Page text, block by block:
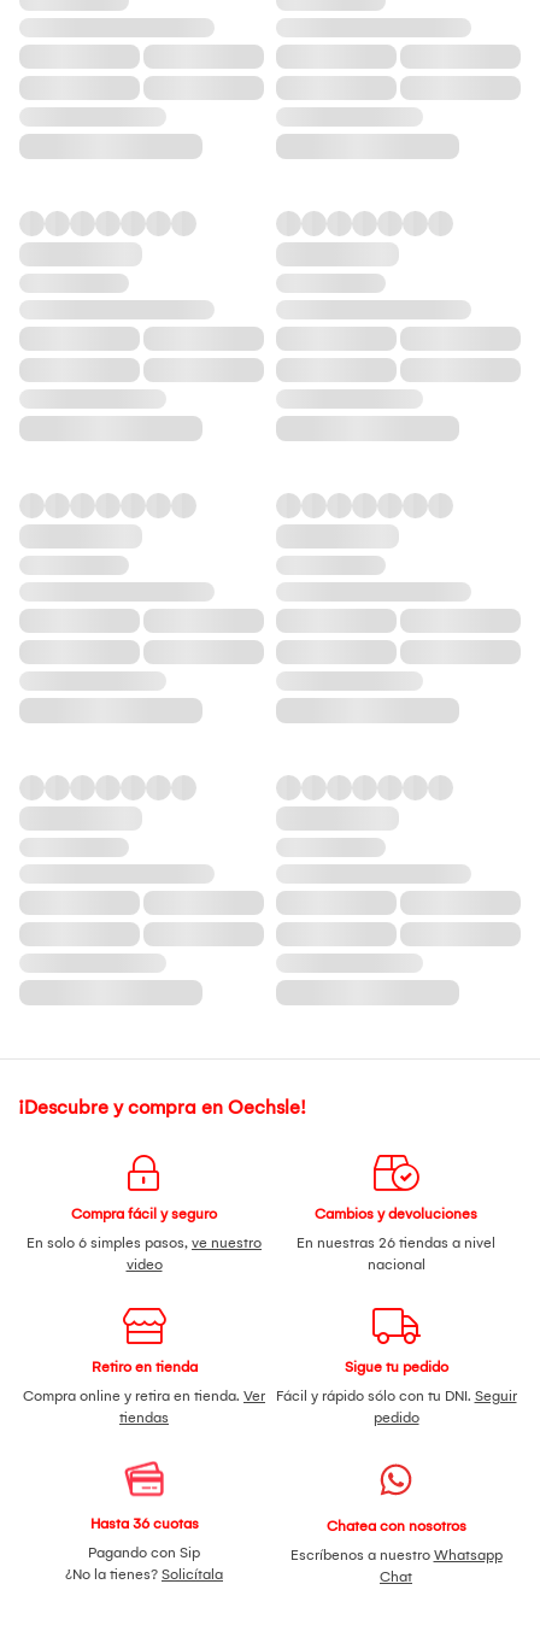
¡Descubre y compra en Oechsle!
Compra fácil y seguro
En solo 6 simples pasos, ve nuestro
video
Cambios y devoluciones
En nuestras 26 tiendas a nivel
nacional
Retiro en tienda
Compra online y retira en tienda. Ver
tiendas
Sigue tu pedido
Fácil y rápido sólo con tu DNI. Seguir
pedido
Hasta 36 cuotas
Pagando con Sip
¿No la tienes? Solicítala
Chatea con nosotros
Escríbenos a nuestro Whatsapp
Chat